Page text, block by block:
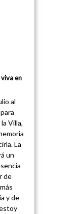
en
al
Villa,
La
un
de
y de